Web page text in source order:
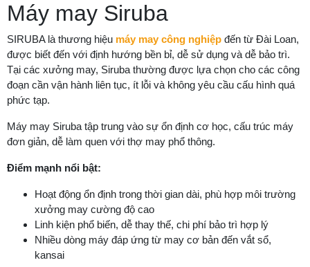
Máy may Siruba
SIRUBA là thương hiệu máy may công nghiệp đến từ Đài Loan,
được biết đến với định hướng bền bỉ, dễ sử dụng và dễ bảo trì.
Tại các xưởng may, Siruba thường được lựa chọn cho các công
đoạn cần vận hành liên tục, ít lỗi và không yêu cầu cấu hình quá
phức tạp.
Máy may Siruba tập trung vào sự ổn định cơ học, cấu trúc máy
đơn giản, dễ làm quen với thợ may phổ thông.
Điểm mạnh nổi bật:
Hoạt động ổn định trong thời gian dài, phù hợp môi trường
xưởng may cường độ cao
Linh kiện phổ biến, dễ thay thế, chi phí bảo trì hợp lý
Nhiều dòng máy đáp ứng từ may cơ bản đến vắt sổ,
kansai